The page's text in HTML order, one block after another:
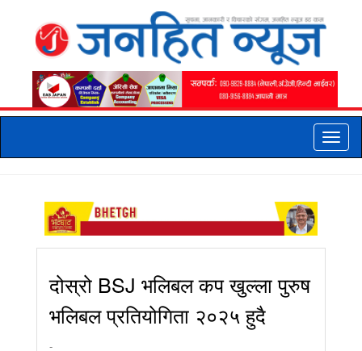
Toggle
दोस्रो BSJ भलिबल कप खुल्ला पुरुष
भलिबल प्रतियोगिता २०२५ हुदै
-